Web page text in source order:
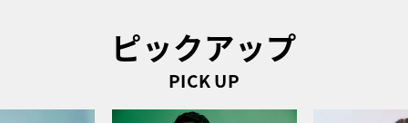
ピックアップ
PICK UP